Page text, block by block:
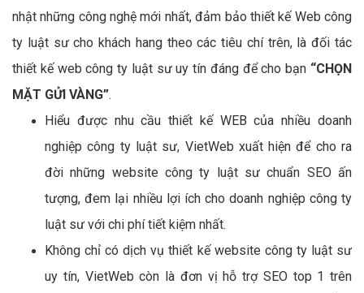
nhật những công nghệ mới nhất, đảm bảo thiết kế Web công
ty luật sư cho khách hang theo các tiêu chí trên, là đối tác
thiết kế web công ty luật sư uy tín đáng để cho bạn “CHỌN
MẶT GỬI VÀNG”.
Hiểu được nhu cầu thiết kế WEB của nhiều doanh
nghiệp công ty luật sư, VietWeb xuất hiện để cho ra
đời những website công ty luật sư chuẩn SEO ấn
tượng, đem lại nhiều lợi ích cho doanh nghiệp công ty
luật sư với chi phí tiết kiệm nhất.
Không chỉ có dịch vụ thiết kế website công ty luật sư
uy tín, VietWeb còn là đơn vị hỗ trợ SEO top 1 trên